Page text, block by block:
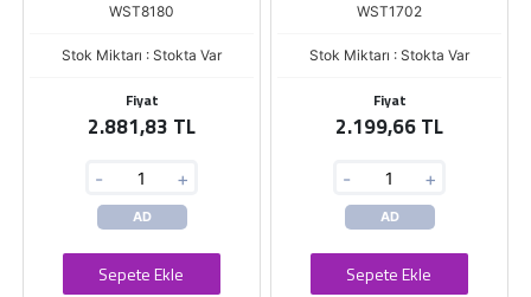
WST8180
Stok Miktarı : Stokta Var
Fiyat
2.881,83 TL
- +
AD
Sepete Ekle
WST1702
Stok Miktarı : Stokta Var
Fiyat
2.199,66 TL
- +
AD
Sepete Ekle